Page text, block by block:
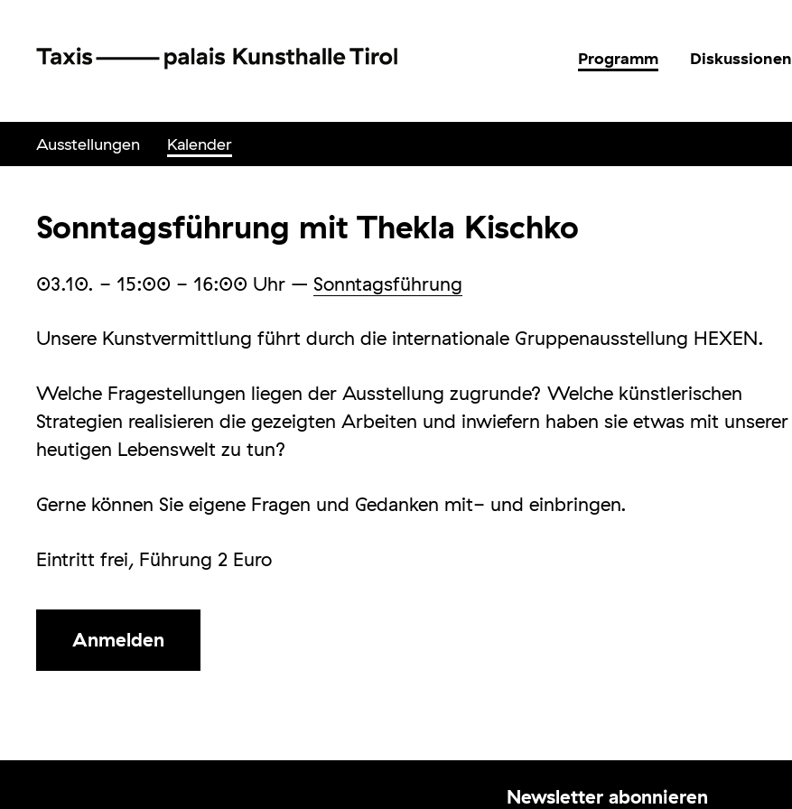
Programm Diskussionen
Ausstellungen Kalender
Sonntagsführung mit Thekla Kischko
03.10. - 15:00 - 16:00 Uhr – Sonntagsführung
Unsere Kunstvermittlung führt durch die internationale Gruppenausstellung HEXEN.
Welche Fragestellungen liegen der Ausstellung zugrunde? Welche künstlerischen
Strategien realisieren die gezeigten Arbeiten und inwiefern haben sie etwas mit unserer
heutigen Lebenswelt zu tun?
Gerne können Sie eigene Fragen und Gedanken mit- und einbringen.
Eintritt frei, Führung 2 Euro
Anmelden